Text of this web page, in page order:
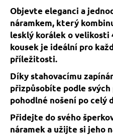
Objevte eleganci a
náramkem, který
lesklý korálek o velikosti
kousek je ideální pro
příležitosti.
Díky stahovacímu
přizpůsobíte podle
pohodlné nošení po celý
Přidejte do svého
náramek a užijte si jeho
HLEDAT
D
o
p
o
r
u
č